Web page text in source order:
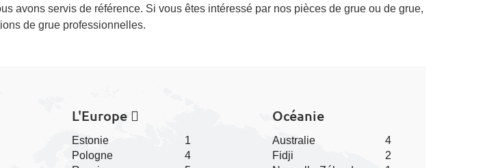
avons servis de référence. Si vous êtes intéressé par nos pièces de grue ou de grue,
de grue professionnelles.
L'Europe 
Estonie
Pologne
1
4
Océanie
Australie
Fidji
4
2